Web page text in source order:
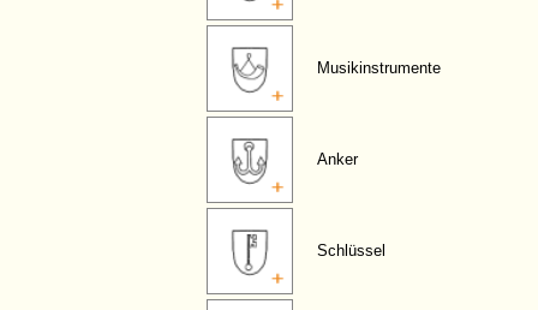
Musikinstrumente
Anker
Schlüssel